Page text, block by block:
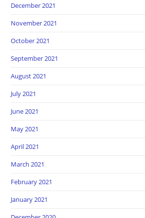
December 2021
November 2021
October 2021
September 2021
August 2021
July 2021
June 2021
May 2021
April 2021
March 2021
February 2021
January 2021